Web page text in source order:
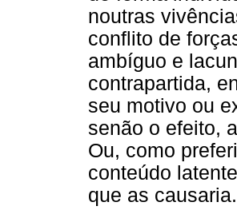
noutras
conflito de
ambíguo e
contrapartida,
seu motivo ou
senão o efeito,
Ou, como
conteúdo
que as